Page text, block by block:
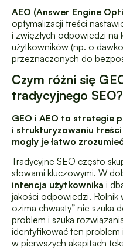
AEO (Answer Engine
optymalizacji treści
i zwięzłych odpowiedzi na
użytkowników (np. o
przeznaczonych do
Czym różni się
tradycyjnego SEO?
GEO i AEO to strategie
i strukturyzowaniu
mogły je łatwo
Tradycyjne SEO często
słowami kluczowymi. W
intencja użytkownika i
jakości odpowiedzi. Rolnik
ozima chwasty” nie szuka
problem i szuka
identyfikować ten problem
w pierwszych akapitach